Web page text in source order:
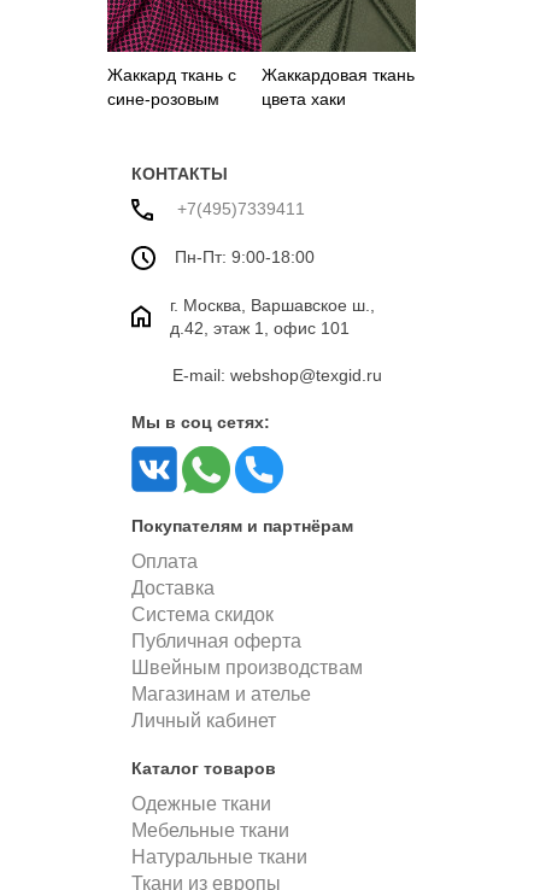
Жаккард ткань с
сине-розовым
Жаккардовая ткань
цвета хаки
КОНТАКТЫ
+7(495)7339411
Пн-Пт: 9:00-18:00
г. Москва, Варшавское ш.,
д.42, этаж 1, офис 101
E-mail: webshop@texgid.ru
Мы в соц сетях:
Покупателям и партнёрам
Оплата
Доставка
Система скидок
Публичная оферта
Швейным производствам
Магазинам и ателье
Личный кабинет
Каталог товаров
Одежные ткани
Мебельные ткани
Натуральные ткани
Ткани из европы